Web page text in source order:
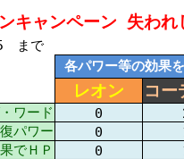
キャンペーン 失われ
まで
各パワー等の効果
レオン コー
ワード 0
パワー
0
でＨＰ
0